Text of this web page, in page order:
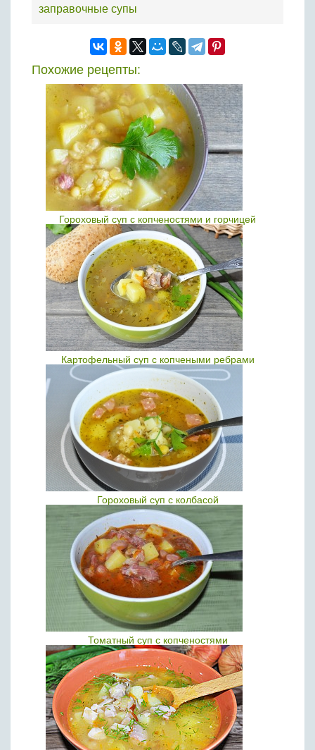
заправочные супы
Похожие рецепты:
Гороховый суп с копченостями и горчицей
Картофельный суп с копчеными ребрами
Гороховый суп с колбасой
Томатный суп с копченостями